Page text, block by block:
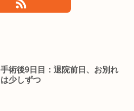
手術後9日目：退院前日、お別れ
は少しずつ